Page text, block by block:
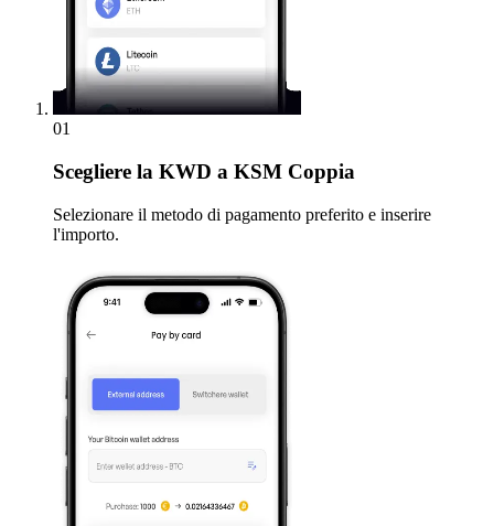
01
Scegliere la KWD a KSM Coppia
Selezionare il metodo di pagamento preferito e inserire
l'importo.